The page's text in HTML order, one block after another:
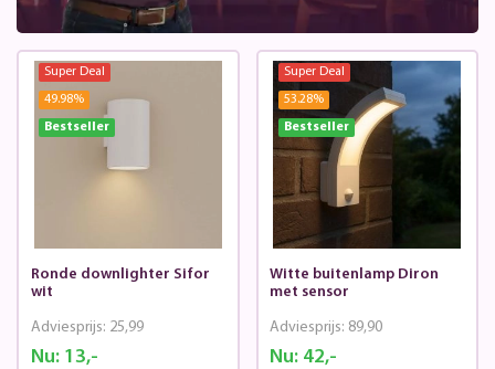
Super Deal
49.98%
Bestseller
Ronde downlighter Sifor
wit
Nu:13,-
Adviesprijs: 25,99
Super Deal
53.28%
Bestseller
Witte buitenlamp Diron
met sensor
Nu: 42,-
Adviesprijs: 89,90